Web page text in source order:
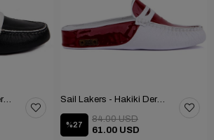
Sail Lakers - Hakiki Deri Taraftar Terliği 109-557-X Sail Lakers - Hakiki Deri Kadın Ev Terliği 109-557-X
%27
61.00 USD
84.00 USD